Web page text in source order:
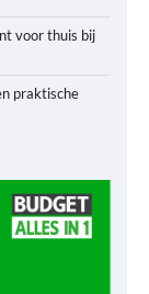
voor thuis bij
praktische